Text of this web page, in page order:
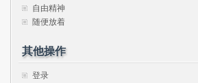
自由精神
随便放着
其他操作
登录